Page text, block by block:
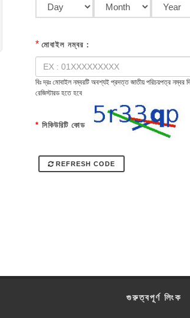
* মোবাইল নম্বর :
বিঃ দ্রঃ মোবাইল নম্বরটি অবশ্যই প্রদত্ত জাতীয় পরিচয়পত্র নম্বর
রেজিস্টারড হতে হবে
* সিকিউরিটি কোড
REFRESH CODE
গুরুত্বপূর্ণ লিংক